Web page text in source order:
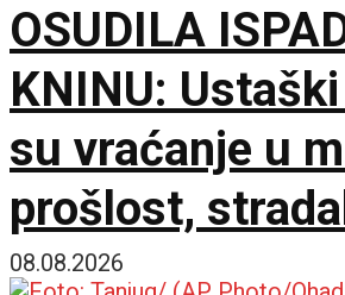
OSUDILA
KNINU:
su vraćanje u
prošlost,
samo zato što
08.08.2026